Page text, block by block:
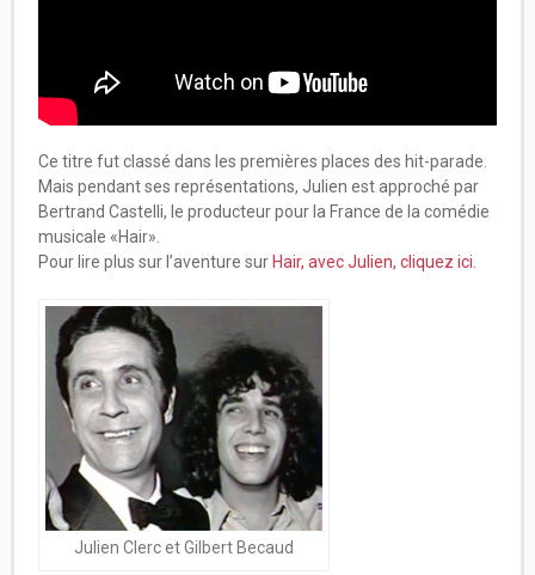
Ce titre fut classé dans les premières places des hit-parade.
Mais pendant ses représentations, Julien est approché par
Bertrand Castelli, le producteur pour la France de la comédie
musicale «Hair».
Pour lire plus sur l’aventure sur Hair, avec Julien, cliquez ici
Julien Clerc et Gilbert Becaud